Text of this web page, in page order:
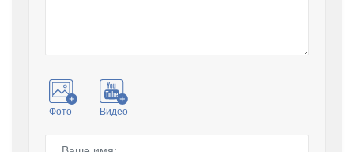
Фото Видео